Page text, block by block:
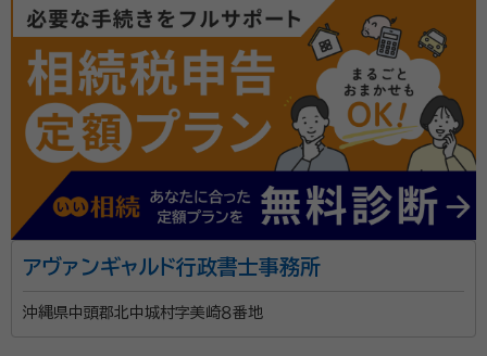
相談を無料とし、どんな小さな疑問にも丁寧にお答えい
たします。また、沖縄本島だけでなく首都圏でもご自宅
や指定の場所での出張相談、オンライン相談にも対応し
ておりますので、お気軽にご相談ください。 ■ まとめ
相続や遺言でお悩みの方は、一人で抱え込まず、専門家
にご相談ください。元政治家としての経験と行政書士と
しての専門知識を活かし、最適な解決策をご提案いたし
ます。あなたとご家族の未来を守るお手伝いを、ぜひ当
アヴァンギャルド行政書士事務所
沖縄県中頭郡北中城村字美崎８番地